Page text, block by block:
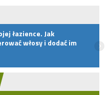
łazience. Jak
włosy i dodać im